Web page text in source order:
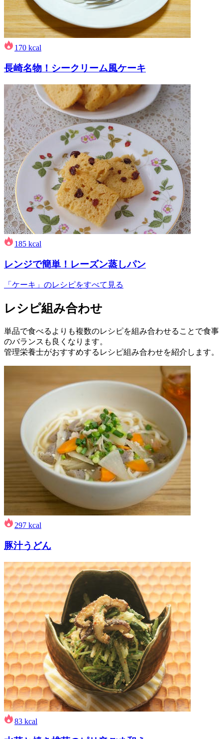
170 kcal
長崎名物！シークリーム風ケーキ
185 kcal
レンジで簡単！レーズン蒸しパン
「ケーキ」のレシピをすべて見る
レシピ組み合わせ
単品で食べるよりも複数のレシピを組み合わせることで食事
のバランスも良くなります。
管理栄養士がおすすめするレシピ組み合わせを紹介します。
297 kcal
豚汁うどん
83 kcal